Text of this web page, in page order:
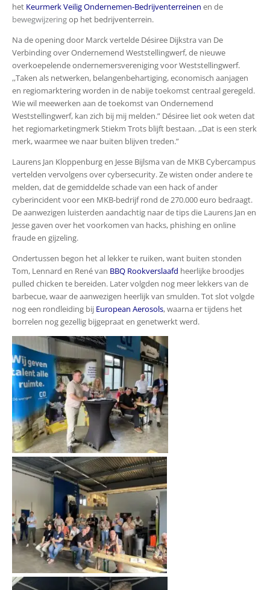
het Keurmerk Veilig Ondernemen-Bedrijventerreinen en de
bewegwijzeringop het bedrijventerrein.
Na de opening door Marck vertelde Désiree Dijkstra van De
Verbinding over Ondernemend Weststellingwerf, de nieuwe
overkoepelende ondernemersvereniging voor Weststellingwerf.
,,Taken als netwerken, belangenbehartiging, economisch aanjagen
en regiomarktering worden in de nabije toekomst centraal geregeld.
Wie wil meewerken aan de toekomst van Ondernemend
Weststellingwerf, kan zich bij mij melden.” Désiree liet ook weten dat
het regiomarketingmerk Stiekm Trots blijft bestaan. ,,Dat is een sterk
merk, waarmee we naar buiten blijven treden.”
Laurens Jan Kloppenburg en Jesse Bijlsma van de MKB Cybercampus
vertelden vervolgens over cybersecurity. Ze wisten onder andere te
melden, dat de gemiddelde schade van een hack of ander
cyberincident voor een MKB-bedrijf rond de 270.000 euro bedraagt.
De aanwezigen luisterden aandachtig naar de tips die Laurens Jan en
Jesse gaven over het voorkomen van hacks, phishing en online
fraude en gijzeling.
Ondertussen begon het al lekker te ruiken, want buiten stonden
Tom, Lennard en René van BBQ Rookverslaafd heerlijke broodjes
pulled chicken te bereiden. Later volgden nog meer lekkers van de
barbecue, waar de aanwezigen heerlijk van smulden. Tot slot volgde
nog een rondleiding bij European Aerosols, waarna er tijdens het
borrelen nog gezellig bijgepraat en genetwerkt werd.